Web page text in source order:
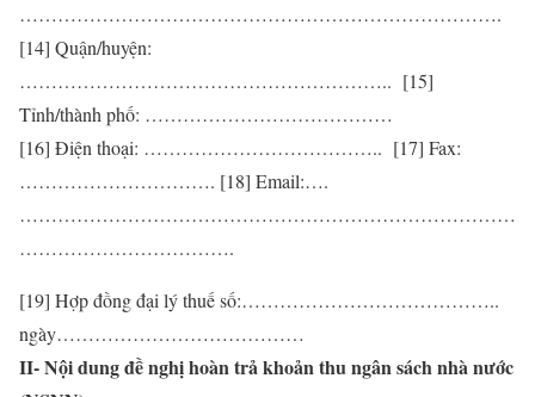
………………………………………………………………….
[14] Quận/huyện:
………………………………………………….. [15]
Tỉnh/thành phố: …………………………………
[16] Điện thoại: ……………………………….. [17] Fax:
…………………………. [18] Email:….
……………………………………………………………………
…………………………….
[19] Hợp đồng đại lý thuế số:…………………………………..
ngày…………………………………
II- Nội dung đề nghị hoàn trả khoản thu ngân sách nhà nước